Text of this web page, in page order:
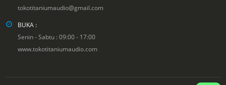
tokotitaniumaudio@gmail.com
BUKA :
Senin - Sabtu : 09:00 - 17:00
www.tokotitaniumaudio.com